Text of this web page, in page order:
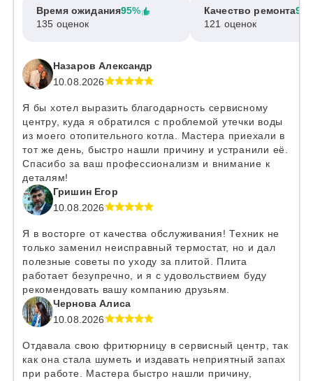
Время ожидания95%
135 оценок
Качество ремонта
121 оценок
Назаров Александр
10.08.2026
Я бы хотел выразить благодарность сервисному
центру, куда я обратился с проблемой утечки воды
из моего отопительного котла. Мастера приехали в
тот же день, быстро нашли причину и устранили её.
Спасибо за ваш профессионализм и внимание к
деталям!
Гришин Егор
10.08.2026
Я в восторге от качества обслуживания! Техник не
только заменил неисправный термостат, но и дал
полезные советы по уходу за плитой. Плита
работает безупречно, и я с удовольствием буду
рекомендовать вашу компанию друзьям.
Чернова Алиса
10.08.2026
Отдавала свою фритюрницу в сервисный центр, так
как она стала шуметь и издавать неприятный запах
при работе. Мастера быстро нашли причину,